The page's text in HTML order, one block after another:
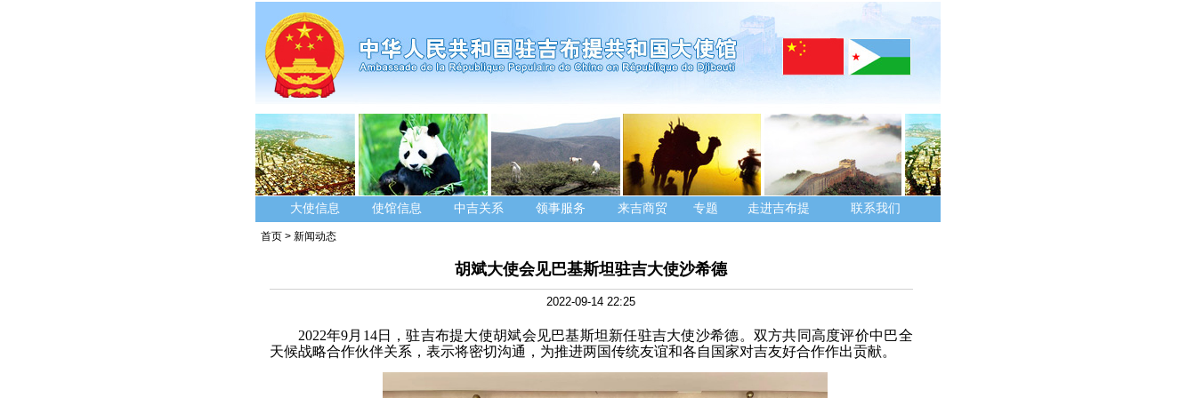
大使信息 使馆信息 中吉关系 领事服务 来吉商贸 专题 走进吉布提 联系我们
首页 > 新闻动态
胡斌大使会见巴基斯坦驻吉大使沙希德
2022-09-14 22:25
2022年9月14日，驻吉布提大使胡斌会见巴基斯坦新任驻吉大使沙希德。双方共同高度评价中巴全
天候战略合作伙伴关系，表示将密切沟通，为推进两国传统友谊和各自国家对吉友好合作作出贡献。